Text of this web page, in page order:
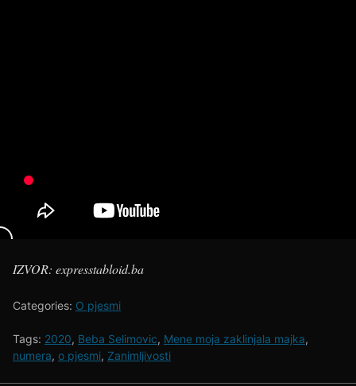
IZVOR: expresstabloid.ba
Categories: O pjesmi
Tags: 2020, Beba Selimovic, Mene moja zaklinjala majka,
numera, o pjesmi, Zanimljivosti